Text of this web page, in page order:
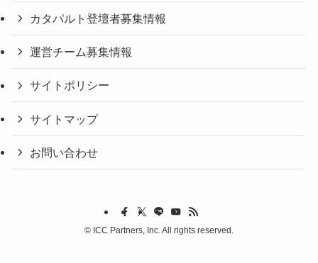
カタパルト登壇者募集情報
運営チーム募集情報
サイトポリシー
サイトマップ
お問い合わせ
© ICC Partners, Inc. All rights reserved.